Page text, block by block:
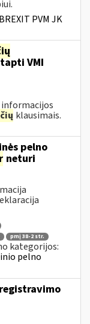
PVM JK
VMI
informacijos
klausimais.
pelno
neturi
pmį 38-2 str.
kategorijos:
pelno